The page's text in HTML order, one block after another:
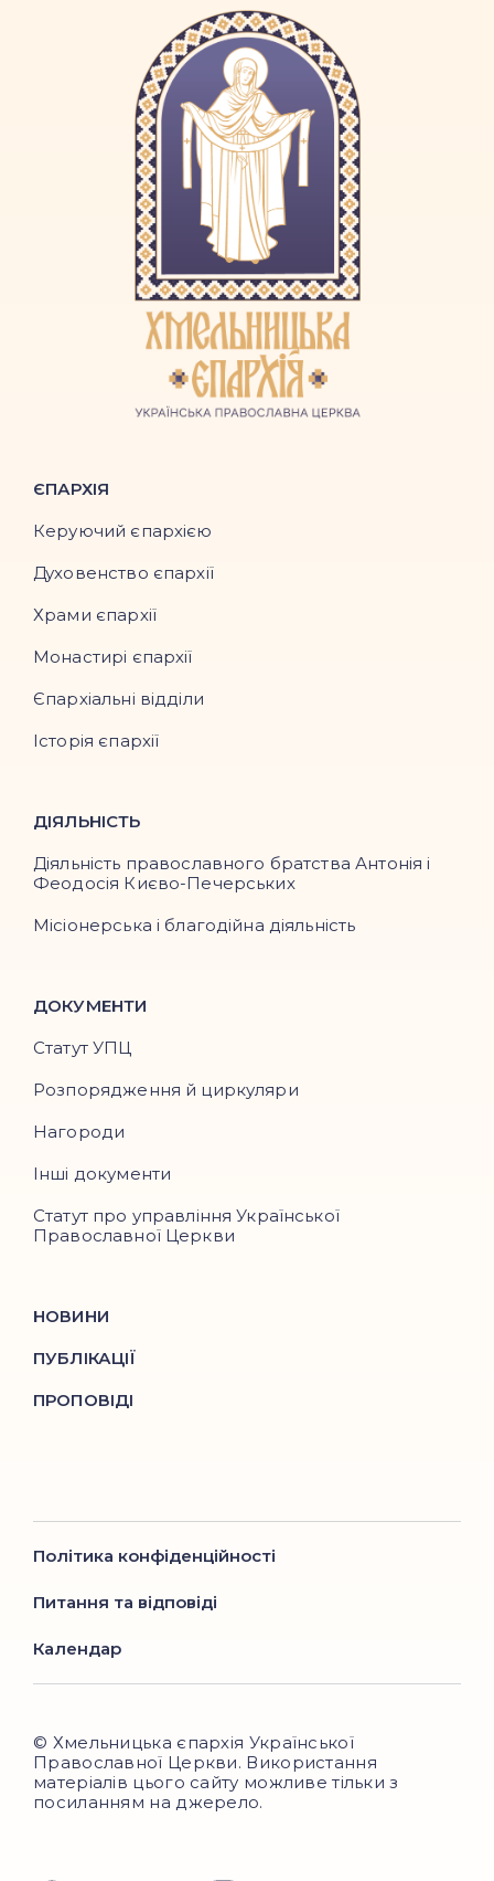
ЄПАРХІЯ
Керуючий єпархією
Духовенство єпархії
Храми єпархії
Монастирі єпархії
Єпархіальні відділи
Історія єпархії
ДІЯЛЬНІСТЬ
Діяльність православного братства Антонія і
Феодосія Києво-Печерських
Місіонерська і благодійна діяльність
ДОКУМЕНТИ
Статут УПЦ
Розпорядження й циркуляри
Нагороди
Інші документи
Статут про управління Української
Православної Церкви
НОВИНИ
ПУБЛІКАЦІЇ
ПРОПОВІДІ
Політика конфіденційності
Питання та відповіді
Календар
© Хмельницька єпархія Української
Православної Церкви. Використання
матеріалів цього сайту можливе тільки з
посиланням на джерело.